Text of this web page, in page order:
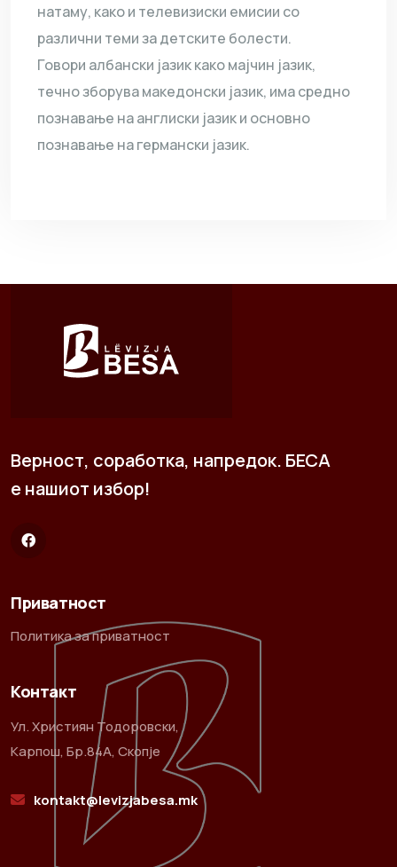
натаму, како и телевизиски емисии со
различни теми за детските болести.
Говори албански јазик како мајчин јазик,
течно зборува македонски јазик, има средно
познавање на англиски јазик и основно
познавање на германски јазик.
Верност, соработка, напредок. БЕСА
е нашиот избор!
Приватност
Политика за приватност
Контакт
Ул. Християн Тодоровски,
Карпош, Бр.84А, Скопје
kontakt@levizjabesa.mk